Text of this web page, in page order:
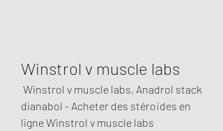
Winstrol v muscle labs
dianabol - Acheter des stéroïdes en
ligne Winstrol v muscle labs